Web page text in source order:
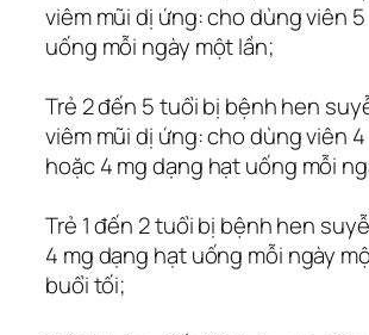
viêm mũi dị ứng: cho dùng viên
uống mỗi ngày một lần;
Trẻ 2 đến 5 tuổi bị bệnh hen
viêm mũi dị ứng: cho dùng viên
hoặc 4 mg dạng hạt uống mỗi
Trẻ 1 đến 2 tuổi bị bệnh hen
4 mg dạng hạt uống mỗi ngày
buổi tối;